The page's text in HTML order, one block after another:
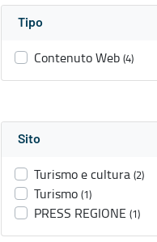
Tipo
Contenuto Web (4)
Sito
Turismo e cultura (2)
Turismo (1)
PRESS REGIONE (1)